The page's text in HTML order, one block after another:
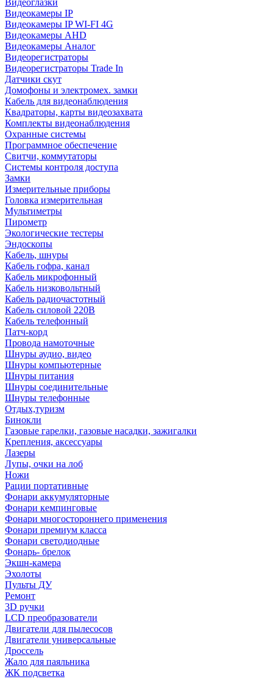
Видеоглазки
Видеокамеры IP
Видеокамеры IP WI-FI 4G
Видеокамеры AHD
Видеокамеры Аналог
Видеорегистраторы
Видеорегистраторы Trade In
Датчики скут
Домофоны и электромех. замки
Кабель для видеонаблюдения
Квадраторы, карты видеозахвата
Комплекты видеонаблюдения
Охранные системы
Программное обеспечение
Свитчи, коммутаторы
Системы контроля доступа
Замки
Измерительные приборы
Головка измерительная
Мультиметры
Пирометр
Экологические тестеры
Эндоскопы
Кабель, шнуры
Кабель гофра, канал
Кабель микрофонный
Кабель низковольтный
Кабель радиочастотный
Кабель силовой 220В
Кабель телефонный
Патч-корд
Провода намоточные
Шнуры аудио, видео
Шнуры компьютерные
Шнуры питания
Шнуры соединительные
Шнуры телефонные
Отдых,туризм
Бинокли
Газовые гарелки, газовые насадки, зажигалки
Крепления, аксессуары
Лазеры
Лупы, очки на лоб
Ножи
Рации портативные
Фонари аккумуляторные
Фонари кемпинговые
Фонари многостороннего применения
Фонари премиум класса
Фонари светодиодные
Фонарь- брелок
Экшн-камера
Эхолоты
Пульты ДУ
Ремонт
3D ручки
LCD преобразователи
Двигатели для пылесосов
Двигатели универсальные
Дроссель
Жало для паяльника
ЖК подсветка